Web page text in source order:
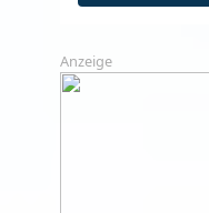
Anzeige